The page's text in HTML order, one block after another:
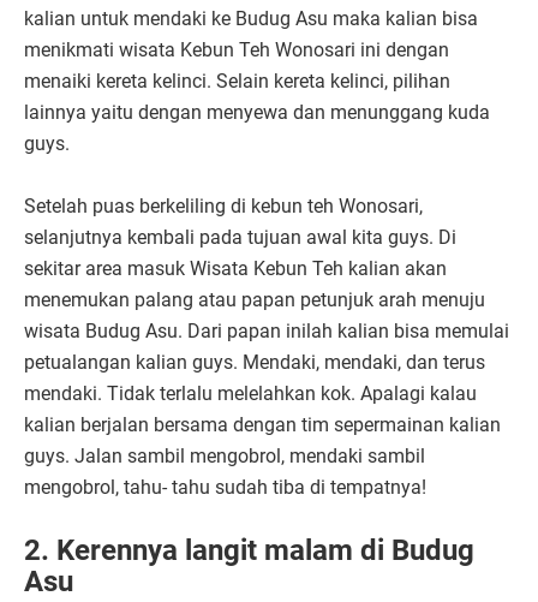
kalian untuk mendaki ke Budug Asu maka kalian bisa
menikmati wisata Kebun Teh Wonosari ini dengan
menaiki kereta kelinci. Selain kereta kelinci, pilihan
lainnya yaitu dengan menyewa dan menunggang kuda
guys.
Setelah puas berkeliling di kebun teh Wonosari,
selanjutnya kembali pada tujuan awal kita guys. Di
sekitar area masuk Wisata Kebun Teh kalian akan
menemukan palang atau papan petunjuk arah menuju
wisata Budug Asu. Dari papan inilah kalian bisa memulai
petualangan kalian guys. Mendaki, mendaki, dan terus
mendaki. Tidak terlalu melelahkan kok. Apalagi kalau
kalian berjalan bersama dengan tim sepermainan kalian
guys. Jalan sambil mengobrol, mendaki sambil
mengobrol, tahu- tahu sudah tiba di tempatnya!
2. Kerennya langit malam di Budug
Asu